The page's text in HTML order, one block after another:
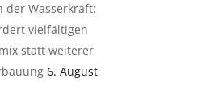
der Wasserkraft:
vielfältigen
statt weiterer
6. August
Ablehnen